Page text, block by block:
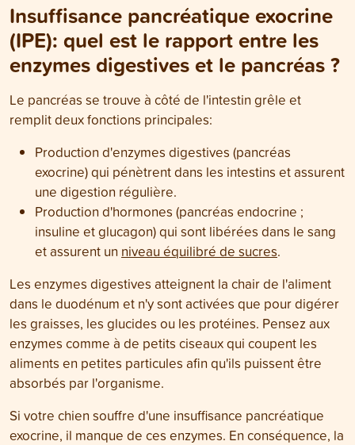
Insuffisance pancréatique exocrine
(IPE): quel est le rapport entre les
enzymes digestives et le pancréas ?
Le pancréas se trouve à côté de l'intestin grêle et
remplit deux fonctions principales:
Production d'enzymes digestives (pancréas
exocrine) qui pénètrent dans les intestins et assurent
une digestion régulière.
Production d'hormones (pancréas endocrine ;
insuline et glucagon) qui sont libérées dans le sang
et assurent un niveau équilibré de sucres.
Les enzymes digestives atteignent la chair de l'aliment
dans le duodénum et n'y sont activées que pour digérer
les graisses, les glucides ou les protéines. Pensez aux
enzymes comme à de petits ciseaux qui coupent les
aliments en petites particules afin qu'ils puissent être
absorbés par l'organisme.
Si votre chien souffre d'une insuffisance pancréatique
exocrine, il manque de ces enzymes. En conséquence, la